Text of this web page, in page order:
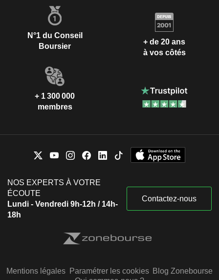
N°1 du Conseil
Boursier
+ de 20 ans
à vos côtés
+ 1 300 000
membres
NOS EXPERTS À VOTRE
ÉCOUTE
Lundi - Vendredi 9h-12h / 14h-
18h
Contactez-nous
Mentions légales Paramétrer les cookies Blog Zonebourse